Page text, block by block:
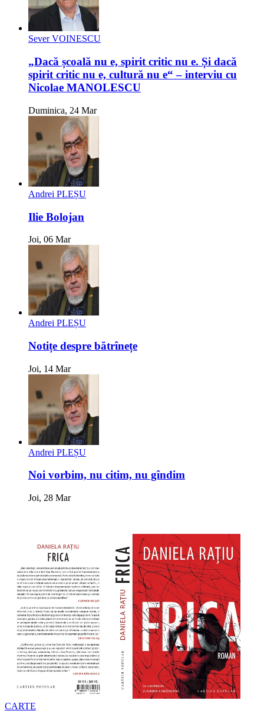
Sever VOINESCU
„Dacă școală nu e, spirit critic nu e. Și dacă
spirit critic nu e, cultură nu e“ – interviu cu
Nicolae MANOLESCU
Duminica, 24 Mar
Andrei PLEȘU
Ilie Bolojan
Joi, 06 Mar
Andrei PLEȘU
Notițe despre bătrînețe
Joi, 14 Mar
Andrei PLEȘU
Noi vorbim, nu citim, nu gîndim
Joi, 28 Mar
CARTE